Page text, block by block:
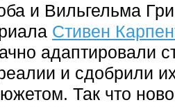
и Вильгельма
Стивен
адаптировали
и сдобрили
Так что